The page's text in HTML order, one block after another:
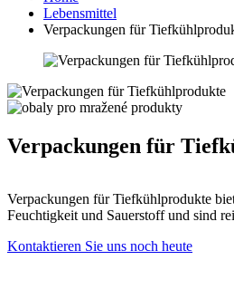
Lebensmittel
Verpackungen für
Verpackungen für
Verpackungen für Tiefkühlprodukte
Feuchtigkeit und Sauerstoff und sind
Kontaktieren Sie uns noch heute